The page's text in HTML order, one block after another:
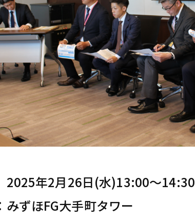
2025年2月26日(水)13:00～14:30
みずほFG大手町タワー